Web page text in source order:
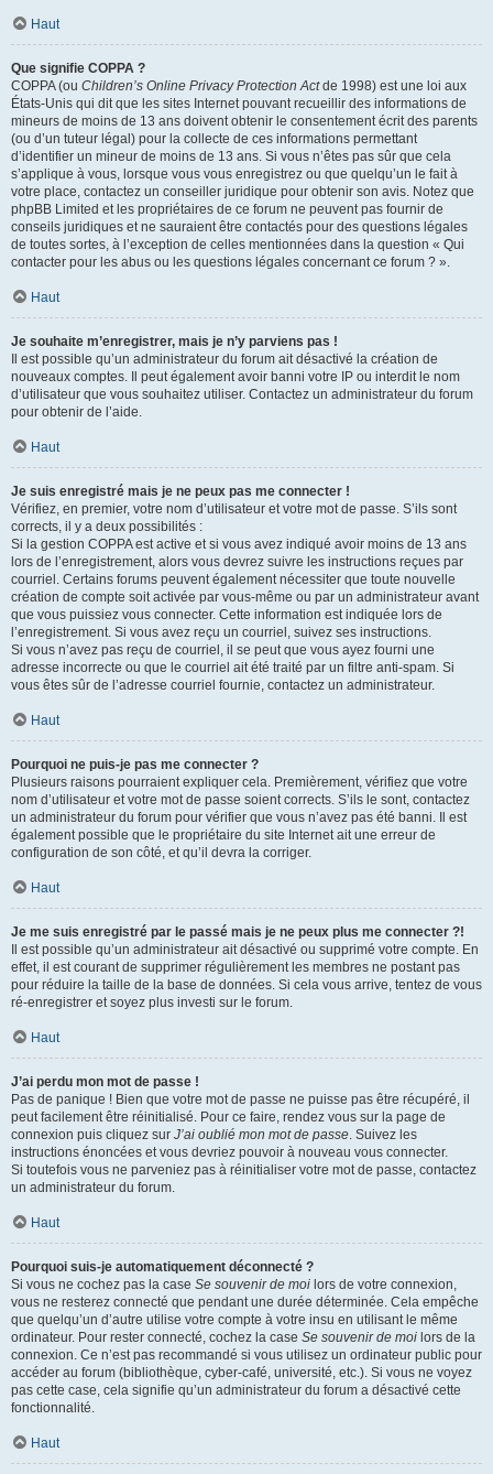
Haut
Que signifie COPPA ?
COPPA (ou Children’s Online Privacy Protection Actde 1998) est une loi aux
États-Unis qui dit que les sites Internet pouvant recueillir des informations de
mineurs de moins de 13 ans doivent obtenir le consentement écrit des parents
(ou d’un tuteur légal) pour la collecte de ces informations permettant
d’identifier un mineur de moins de 13 ans. Si vous n’êtes pas sûr que cela
s’applique à vous, lorsque vous vous enregistrez ou que quelqu’un le fait à
votre place, contactez un conseiller juridique pour obtenir son avis. Notez que
phpBB Limited et les propriétaires de ce forum ne peuvent pas fournir de
conseils juridiques et ne sauraient être contactés pour des questions légales
de toutes sortes, à l’exception de celles mentionnées dans la question « Qui
contacter pour les abus ou les questions légales concernant ce forum ? ».
Haut
Je souhaite m’enregistrer, mais je n’y parviens pas !
Il est possible qu’un administrateur du forum ait désactivé la création de
nouveaux comptes. Il peut également avoir banni votre IP ou interdit le nom
d’utilisateur que vous souhaitez utiliser. Contactez un administrateur du forum
pour obtenir de l’aide.
Haut
Je suis enregistré mais je ne peux pas me connecter !
Vérifiez, en premier, votre nom d’utilisateur et votre mot de passe. S’ils sont
corrects, il y a deux possibilités :
Si la gestion COPPA est active et si vous avez indiqué avoir moins de 13 ans
lors de l’enregistrement, alors vous devrez suivre les instructions reçues par
courriel. Certains forums peuvent également nécessiter que toute nouvelle
création de compte soit activée par vous-même ou par un administrateur avant
que vous puissiez vous connecter. Cette information est indiquée lors de
l’enregistrement. Si vous avez reçu un courriel, suivez ses instructions.
Si vous n’avez pas reçu de courriel, il se peut que vous ayez fourni une
adresse incorrecte ou que le courriel ait été traité par un filtre anti-spam. Si
vous êtes sûr de l’adresse courriel fournie, contactez un administrateur.
Haut
Pourquoi ne puis-je pas me connecter ?
Plusieurs raisons pourraient expliquer cela. Premièrement, vérifiez que votre
nom d’utilisateur et votre mot de passe soient corrects. S’ils le sont, contactez
un administrateur du forum pour vérifier que vous n’avez pas été banni. Il est
également possible que le propriétaire du site Internet ait une erreur de
configuration de son côté, et qu’il devra la corriger.
Haut
Je me suis enregistré par le passé mais je ne peux plus me connecter ?!
Il est possible qu’un administrateur ait désactivé ou supprimé votre compte. En
effet, il est courant de supprimer régulièrement les membres ne postant pas
pour réduire la taille de la base de données. Si cela vous arrive, tentez de vous
ré-enregistrer et soyez plus investi sur le forum.
Haut
J’ai perdu mon mot de passe !
Pas de panique ! Bien que votre mot de passe ne puisse pas être récupéré, il
peut facilement être réinitialisé. Pour ce faire, rendez vous sur la page de
connexion puis cliquez sur J’ai oublié mon mot de passe. Suivez les
instructions énoncées et vous devriez pouvoir à nouveau vous connecter.
Si toutefois vous ne parveniez pas à réinitialiser votre mot de passe, contactez
un administrateur du forum.
Haut
Pourquoi suis-je automatiquement déconnecté ?
Si vous ne cochez pas la case Se souvenir de moi lors de votre connexion,
vous ne resterez connecté que pendant une durée déterminée. Cela empêche
que quelqu’un d’autre utilise votre compte à votre insu en utilisant le même
ordinateur. Pour rester connecté, cochez la case Se souvenir de moi lors de la
connexion. Ce n’est pas recommandé si vous utilisez un ordinateur public pour
accéder au forum (bibliothèque, cyber-café, université, etc.). Si vous ne voyez
pas cette case, cela signifie qu’un administrateur du forum a désactivé cette
fonctionnalité.
Haut